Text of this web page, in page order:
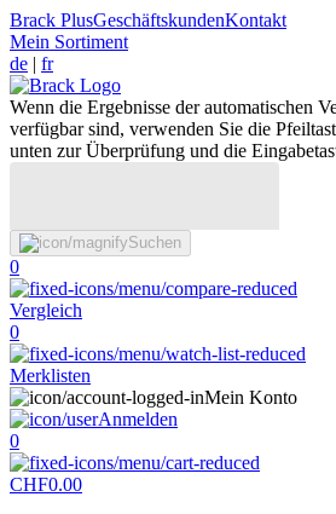
Brack PlusGeschäftskundenKontakt
Mein Sortiment
de | fr
Wenn die Ergebnisse der automatischen
verfügbar sind, verwenden Sie die
unten zur Überprüfung und die
Suchen
0
Vergleich
0
Merklisten
Mein Konto
Anmelden
0
CHF0.00